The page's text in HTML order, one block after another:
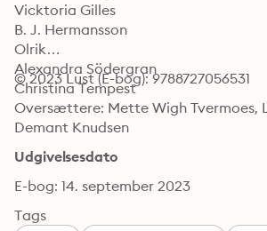
Vicktoria Gilles
B. J. Hermansson
Olrik
Alexandra Södergran
Christina Tempest
© 2023 Lust (E-bog): 9788727056531
Oversættere: Mette Wigh Tvermoes,
Demant Knudsen
Udgivelsesdato
E-bog: 14. september 2023
Tags